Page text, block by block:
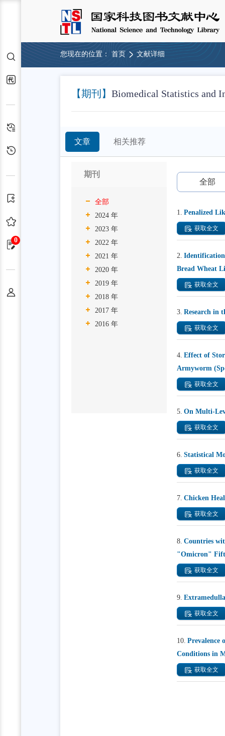
0
您现在的位置： 首页 文献详细
【期刊】 Biomedical Statistics and
文章 相关推荐
期刊
全部
2024 年
2023 年
2022 年
2021 年
2020 年
2019 年
2018 年
2017 年
2016 年
全部
1. Penalized
获取全文
2.
Bread Wheat
获取全文
3. Research in
获取全文
4. Effect of
Armyworm
获取全文
5. On Multi-
获取全文
6. Statistical
获取全文
7. Chicken
获取全文
8. Countries
"Omicron"
获取全文
9.
获取全文
10. Prevalence
Conditions in
获取全文